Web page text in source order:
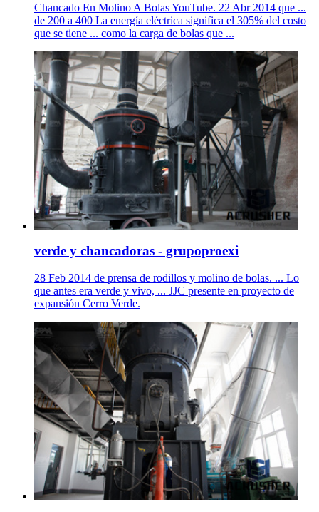
Chancado En Molino A Bolas YouTube. 22 Abr 2014 que ...
de 200 a 400 La energía eléctrica significa el 305% del costo
que se tiene ... como la carga de bolas que ...
verde y chancadoras - grupoproexi
28 Feb 2014 de prensa de rodillos y molino de bolas. ... Lo
que antes era verde y vivo, ... JJC presente en proyecto de
expansión Cerro Verde.